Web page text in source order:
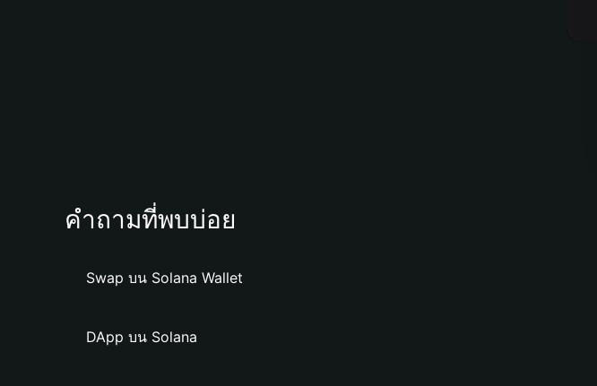
คำถามที่พบบ่อย
Swap บน Solana Wallet
DApp บน Solana